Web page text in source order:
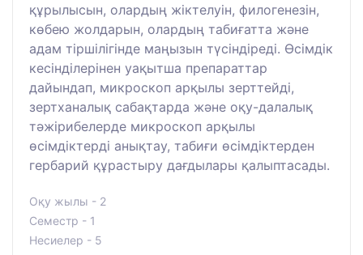
құрылысын, олардың жіктелуін, филогенезін,
көбею жолдарын, олардың табиғатта және
адам тіршілігінде маңызын түсіндіреді. Өсімдік
кесінділерінен уақытша препараттар
дайындап, микроскоп арқылы зерттейді,
зертханалық сабақтарда және оқу-далалық
тәжірибелерде микроскоп арқылы
өсімдіктерді анықтау, табиғи өсімдіктерден
гербарий құрастыру дағдылары қалыптасады.
Оқу жылы - 2
Семестр - 1
Несиелер - 5